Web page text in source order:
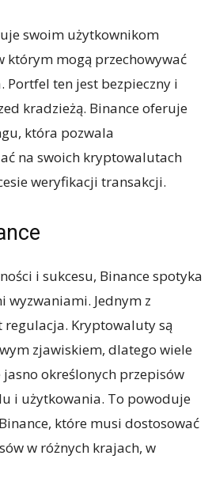
swoim użytkownikom
mogą przechowywać
Portfel ten jest bezpieczny i
kradzieżą. Binance oferuje
która pozwala
na swoich kryptowalutach
weryfikacji transakcji.
i sukcesu, Binance spotyka
wyzwaniami. Jednym z
regulacja. Kryptowaluty są
zjawiskiem, dlatego wiele
jasno określonych przepisów
i użytkowania. To powoduje
które musi dostosować
w różnych krajach, w